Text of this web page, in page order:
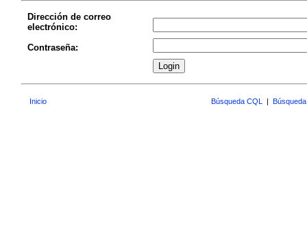
Dirección de correo
electrónico:
Contraseña:
Inicio Búsqueda CQL |